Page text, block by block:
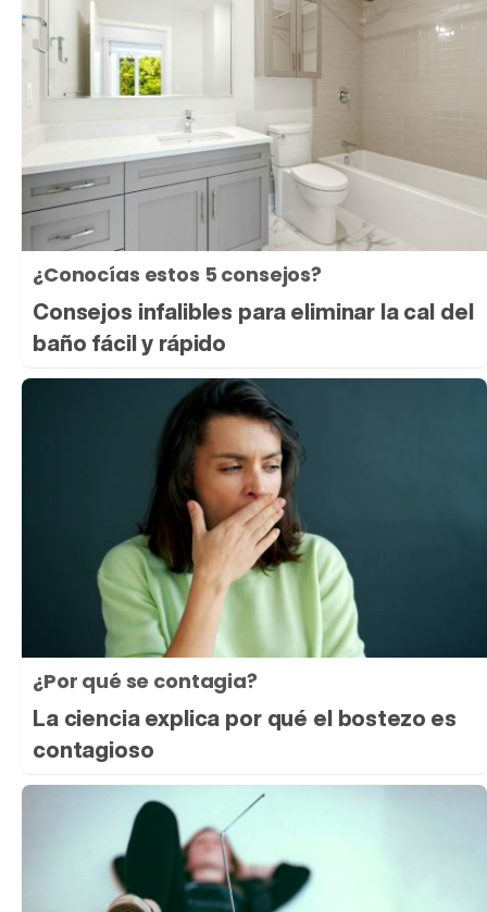
¿Conocías estos 5 consejos?
Consejos infalibles para eliminar la cal del
baño fácil y rápido
¿Por qué se contagia?
La ciencia explica por qué el bostezo es
contagioso